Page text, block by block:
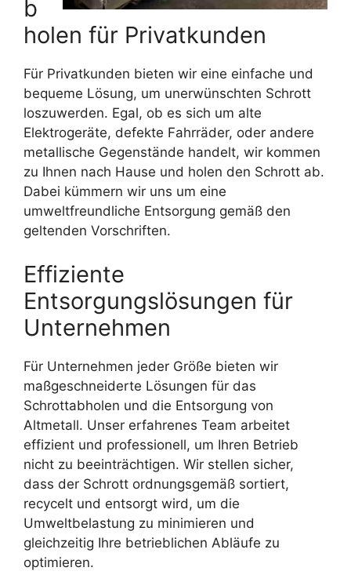
b
holen für Privatkunden
Für Privatkunden bieten wir eine einfache und
bequeme Lösung, um unerwünschten Schrott
loszuwerden. Egal, ob es sich um alte
Elektrogeräte, defekte Fahrräder, oder andere
metallische Gegenstände handelt, wir kommen
zu Ihnen nach Hause und holen den Schrott ab.
Dabei kümmern wir uns um eine
umweltfreundliche Entsorgung gemäß den
geltenden Vorschriften.
Effiziente
Entsorgungslösungen für
Unternehmen
Für Unternehmen jeder Größe bieten wir
maßgeschneiderte Lösungen für das
Schrottabholen und die Entsorgung von
Altmetall. Unser erfahrenes Team arbeitet
effizient und professionell, um Ihren Betrieb
nicht zu beeinträchtigen. Wir stellen sicher,
dass der Schrott ordnungsgemäß sortiert,
recycelt und entsorgt wird, um die
Umweltbelastung zu minimieren und
gleichzeitig Ihre betrieblichen Abläufe zu
optimieren.